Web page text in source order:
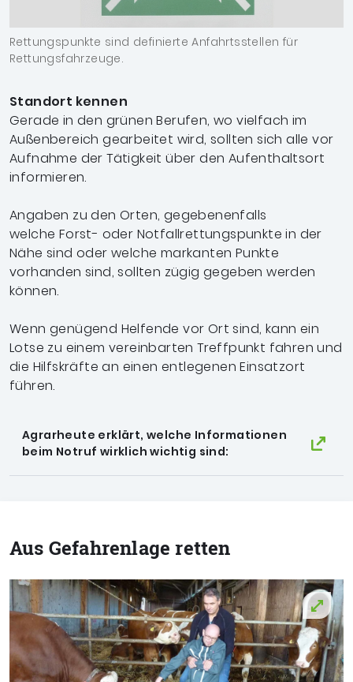
Rettungspunkte sind definierte Anfahrtsstellen für
Rettungsfahrzeuge.
Standort kennen
Gerade in den grünen Berufen, wo vielfach im
Außenbereich gearbeitet wird, sollten sich alle vor
Aufnahme der Tätigkeit über den Aufenthaltsort
informieren.
Angaben zu den Orten, gegebenenfalls
welche Forst- oder Notfallrettungspunkte in der
Nähe sind oder welche markanten Punkte
vorhandensind, sollten zügig gegeben werden
können.
Wenn genügend Helfende vor Ort sind, kann ein
Lotse zu einem vereinbarten Treffpunkt fahren und
die Hilfskräfte an einen entlegenenEinsatzort
führen.
Agrarheute erklärt, welche Informationen
beim Notruf wirklich wichtig sind:
Aus Gefahrenlage retten